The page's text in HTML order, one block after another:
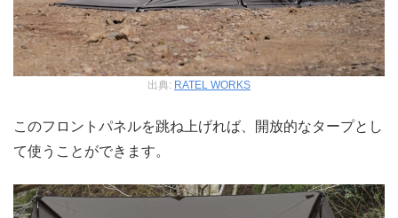
出典: RATEL WORKS
このフロントパネルを跳ね上げれば、開放的なタープとし
て使うことができます。